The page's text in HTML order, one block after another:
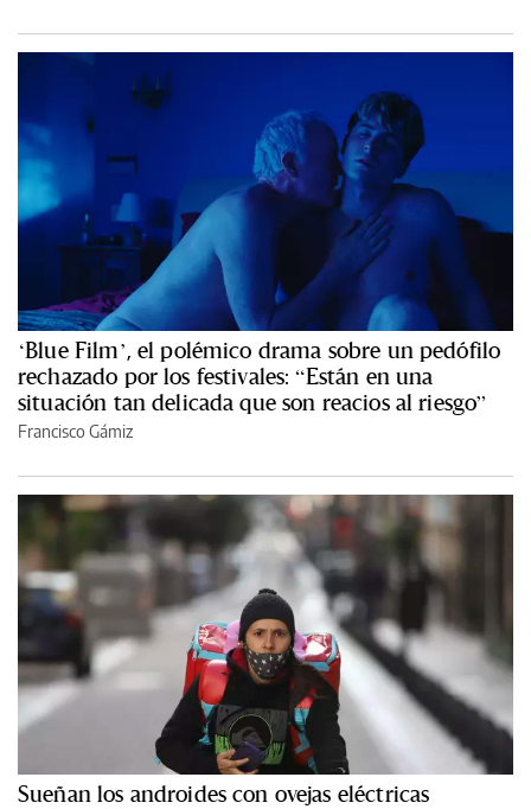
‘Blue Film’, el polémico drama sobre un pedófilo
rechazado por los festivales: “Están en una
situación tan delicada que son reacios al riesgo”
Francisco Gámiz
Sueñan los androides con ovejas eléctricas